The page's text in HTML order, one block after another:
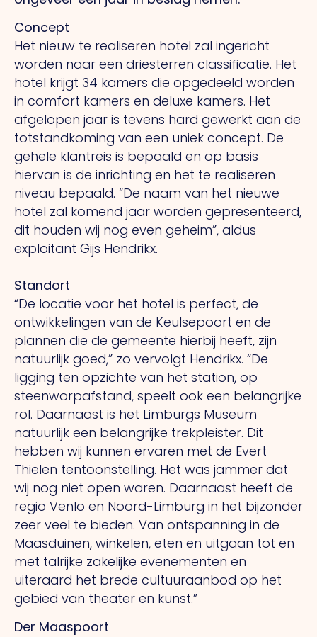
Concept
Het nieuw te realiseren hotel zal ingericht
worden naar een driesterren classificatie. Het
hotel krijgt 34 kamers die opgedeeld worden
in comfort kamers en deluxe kamers. Het
afgelopen jaar is tevens hard gewerkt aan de
totstandkoming van een uniek concept. De
gehele klantreis is bepaald en op basis
hiervan is de inrichting en het te realiseren
niveau bepaald. “De naam van het nieuwe
hotel zal komend jaar worden gepresenteerd,
dit houden wij nog even geheim”, aldus
exploitant Gijs Hendrikx.
Standort
“De locatie voor het hotel is perfect, de
ontwikkelingen van de Keulsepoort en de
plannen die de gemeente hierbij heeft, zijn
natuurlijk goed,” zo vervolgt Hendrikx. “De
ligging ten opzichte van het station, op
steenworpafstand, speelt ook een belangrijke
rol. Daarnaast is het Limburgs Museum
natuurlijk een belangrijke trekpleister. Dit
hebben wij kunnen ervaren met de Evert
Thielen tentoonstelling. Het was jammer dat
wij nog niet open waren. Daarnaast heeft de
regio Venlo en Noord-Limburg in het bijzonder
zeer veel te bieden. Van ontspanning in de
Maasduinen, winkelen, eten en uitgaan tot en
met talrijke zakelijke evenementen en
uiteraard het brede cultuuraanbod op het
gebied van theater en kunst.”
Der Maaspoort